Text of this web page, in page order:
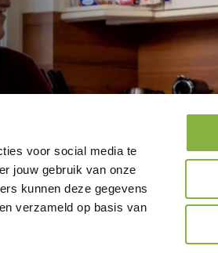
voor social media te
jouw gebruik van onze
kunnen deze gegevens
verzameld op basis van